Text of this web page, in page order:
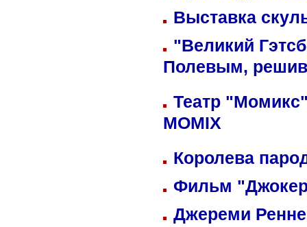
Выставка
"Великий
Полевым,
Театр
MOMIX
Королева
Фильм
Джереми